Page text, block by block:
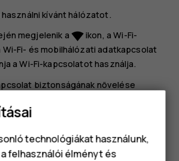
használni kívánt hálózatot.
megjelenik a network_wifiikon, a Wi-Fi-
Wi-Fi- és mobilhálózati adatkapcsolat
a Wi-Fi-kapcsolatot használja.
biztonságának növelése
annak kockázatát, hogy mások
technológiákat használunk,
felhasználói élményt és